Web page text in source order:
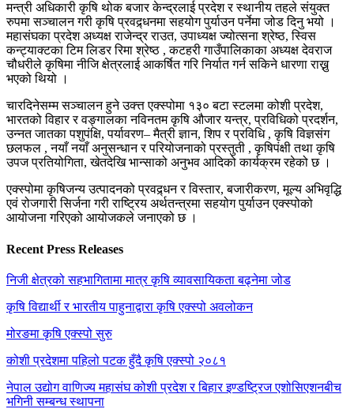
मन्त्री अधिकारी कृषि थोक बजार केन्द्रलाई प्रदेश र स्थानीय तहले संयुक्त
रुपमा सञ्चालन गरी कृषि प्रवद्र्धनमा सहयोग पुर्याउन पर्नेमा जोड दिनु भयो ।
महासंघका प्रदेश अध्यक्ष राजेन्द्र राउत, उपाध्यक्ष ज्योत्सना श्रेष्ठ, स्विस
कन्ट्याक्टका टिम लिडर रिमा श्रेष्ठ , कटहरी गाउँपालिकाका अध्यक्ष देवराज
चौधरीले कृषिमा नीजि क्षेत्रलाई आकर्षित गरि निर्यात गर्न सकिने धारणा राख्नु
भएको थियो ।
चारदिनेसम्म सञ्चालन हुने उक्त्त एक्स्पोमा १३० बटा स्टलमा कोशी प्रदेश,
भारतको विहार र वङ्गालका नविनतम कृषि औजार यन्त्र, प्रविधिको प्रदर्शन,
उन्नत जातका पशुपंक्षि, पर्यावरण– मैत्री ज्ञान, शिप र प्रविधि , कृषि विज्ञसंग
छलफल , नयाँ नयाँ अनुसन्धान र परियोजनाको प्रस्तुती , कृषिपंक्षी तथा कृषि
उपज प्रतियोगिता, खेतदेखि भान्साको अनुभव आदिको कार्यक्रम रहेको छ ।
एक्स्पोमा कृषिजन्य उत्पादनको प्रवद्र्धन र विस्तार, बजारीकरण, मूल्य अभिवृद्धि
एवं रोजगारी सिर्जना गरी राष्ट्रिय अर्थतन्त्रमा सहयोग पुर्याउन एक्स्पोको
आयोजना गरिएको आयोजकले जनाएको छ ।
Recent Press Releases
निजी क्षेत्रको सहभागितामा मात्र कृषि व्यावसायिकता बढ्नेमा जोड
कृषि विद्यार्थी र भारतीय पाहुनाद्वारा कृषि एक्स्पो अवलोकन
मोरङमा कृषि एक्स्पो सुरु
कोशी प्रदेशमा पहिलो पटक हुँदै कृषि एक्स्पो २०८१
नेपाल उद्योग वाणिज्य महासंघ कोशी प्रदेश र बिहार इण्डष्ट्रिज एशोसिएशनबीच
भगिनी सम्बन्ध स्थापना